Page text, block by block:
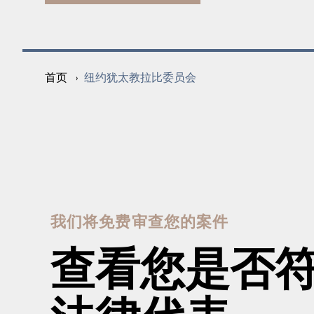
首页 › 纽约犹太教拉比委员会
我们将免费审查您的案件
查看您是否